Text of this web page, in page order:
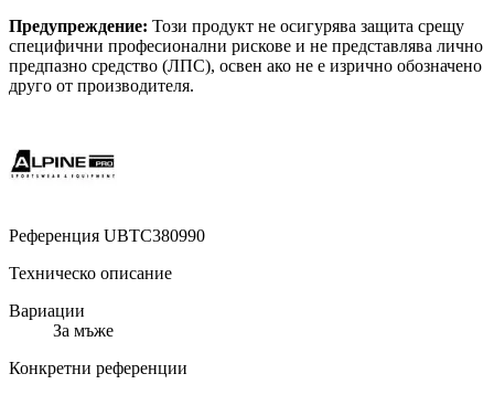
Предупреждение: Този продукт не осигурява защита срещу
специфични професионални рискове и не представлява лично
предпазно средство (ЛПС), освен ако не е изрично обозначено
друго от производителя.
Референция UBTC380990
Техническо описание
Вариации
За мъже
Конкретни референции